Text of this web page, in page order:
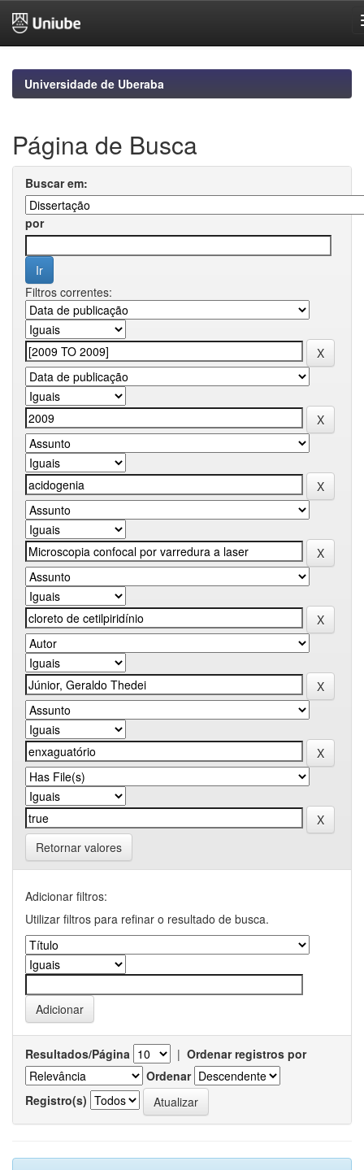
navigationUniversidade de Uberaba
Página de Busca
Buscar em:
por
Filtros correntes:
Retornar valores
Adicionar filtros:
Utilizar filtros para refinar o resultado de busca.
Resultados/Página | Ordenar registros por
Ordenar
Registro(s)